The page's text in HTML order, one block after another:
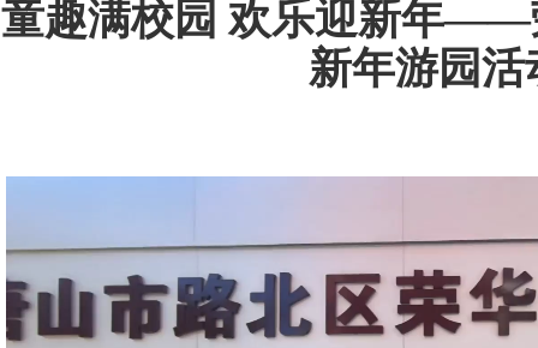
童趣满校园 欢乐迎新年——
新年游园活